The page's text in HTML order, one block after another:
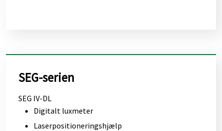
SEG-serien
SEG IV-DL
Digitalt luxmeter
Laserpositioneringshjælp